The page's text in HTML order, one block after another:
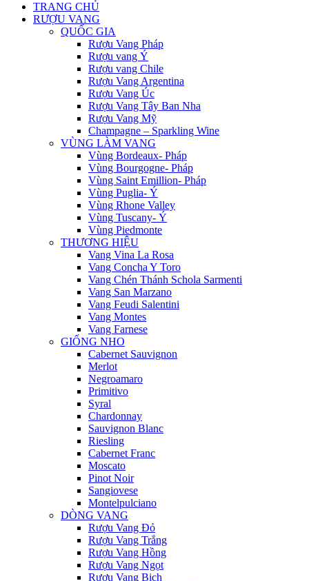
TRANG CHỦ
RƯỢU VANG
QUỐC GIA
Rượu Vang Pháp
Rượu vang Ý
Rượu vang Chile
Rượu Vang Argentina
Rượu Vang Úc
Rượu Vang Tây Ban Nha
Rượu Vang Mỹ
Champagne – Sparkling Wine
VÙNG LÀM VANG
Vùng Bordeaux- Pháp
Vùng Bourgogne- Pháp
Vùng Saint Emillion- Pháp
Vùng Puglia- Ý
Vùng Rhone Valley
Vùng Tuscany- Ý
Vùng Piedmonte
THƯƠNG HIỆU
Vang Vina La Rosa
Vang Concha Y Toro
Vang Chén Thánh Schola Sarmenti
Vang San Marzano
Vang Feudi Salentini
Vang Montes
Vang Farnese
GIỐNG NHO
Cabernet Sauvignon
Merlot
Negroamaro
Primitivo
Syral
Chardonnay
Sauvignon Blanc
Riesling
Cabernet Franc
Moscato
Pinot Noir
Sangiovese
Montelpulciano
DÒNG VANG
Rượu Vang Đỏ
Rượu Vang Trắng
Rượu Vang Hồng
Rượu Vang Ngọt
Rượu Vang Bịch